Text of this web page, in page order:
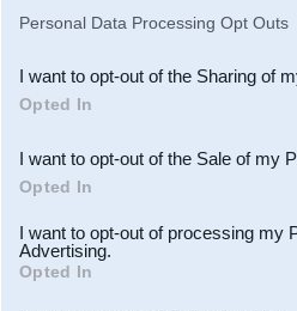
Downstream Participants
third parties.
Personal Data Processing Opt Outs
I want to opt-out of the Sharing of
Opted In
I want to opt-out of the Sale of my
Opted In
I want to opt-out of processing my
Advertising.
Opted In